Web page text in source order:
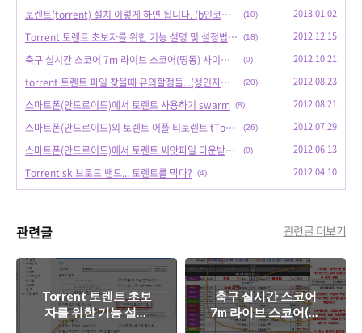
토렌트(torrent) 설치 이렇게 하면 됩니다. (b인코딩 오류 해결) (10) 2013.01.02
Torrent 토렌트 초보자를 위한 기능 설명 및 설정법 + 파일목록 중 선택 다운 (18) 2012.12.15
축구 실시간 스코어 7m 라이브 스코어(띵동) 사이트 설명 (0) 2012.10.21
torrent 토렌트 파일 찾을때 유의할점들...(성인자료 포함 19금) (20) 2012.08.23
스마트폰(안드로이드)에서 토렌트 사용하기 swarm (8) 2012.08.21
스마트폰(안드로이드)의 토렌트 어플 티토렌트 tTorrent (26) 2012.07.29
스마트폰(안드로이드)에서 토렌트 씨앗파일 다운받아 바로 실행시키기 (0) 2012.06.13
Torrent sk 브로드 밴드... 토렌트를 막다? (4) 2012.04.10
관련글 관련글 더보기
Torrent 토렌트 초보
자를 위한 기능 설명
및 설정법 + 파일목록
축구 실시간 스코어
7m 라이브 스코어(띵
동) 사이트 설명